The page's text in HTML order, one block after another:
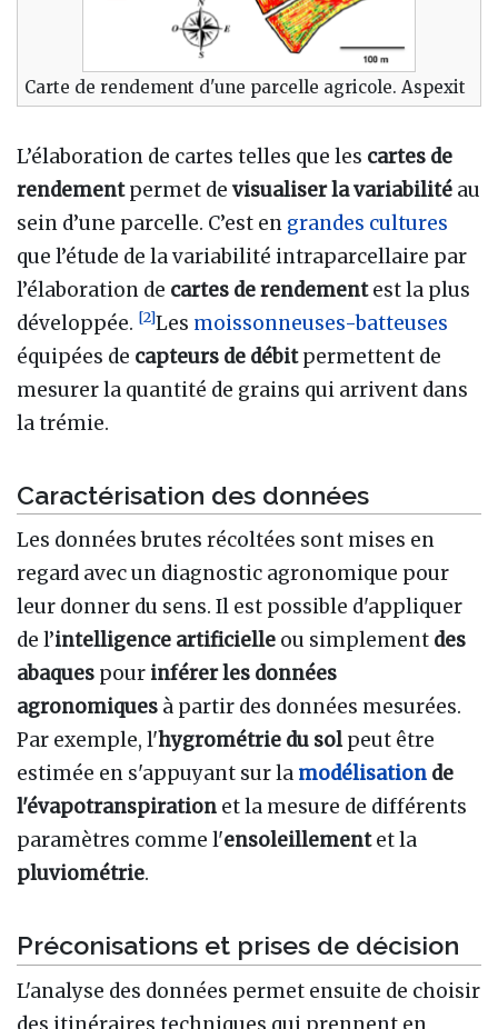
Carte de rendement d'une parcelle agricole. Aspexit
L’élaboration de cartes telles que les cartes de
rendementpermet de visualiser la variabilité au
sein d’une parcelle. C’est en grandes cultures
que l’étude de la variabilité intraparcellaire par
l’élaboration de cartes de rendementest la plus
développée. [2]Les moissonneuses-batteuses
équipées de capteurs de débitpermettent de
mesurer la quantité de grains qui arrivent dans
la trémie.
Caractérisation des données
Les données brutes récoltées sont mises en
regard avec un diagnostic agronomique pour
leur donner du sens. Il est possible d'appliquer
de l’intelligence artificielle ou simplement des
abaques pour inférer les données
agronomiques à partir des données mesurées.
Par exemple, l'hygrométrie du solpeut être
estimée en s'appuyant sur la modélisation de
l'évapotranspiration et la mesure de différents
paramètres comme l'ensoleillementet la
pluviométrie.
Préconisations et prises de décision
L'analyse des données permet ensuite de choisir